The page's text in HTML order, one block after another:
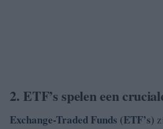
2. ETF’s spelen een
Exchange-Traded Funds (ETF’s)